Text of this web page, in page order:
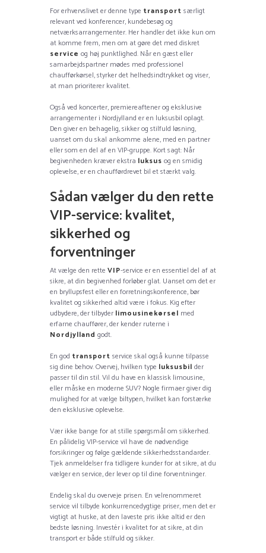
For erhvervslivet er denne type transport særligt
relevant ved konferencer, kundebesøg og
netværksarrangementer. Her handler det ikke kun om
at komme frem, men om at gøre det med diskret
service og høj punktlighed. Når en gæst eller
samarbejdspartner mødes med professionel
chaufførkørsel, styrker det helhedsindtrykket og viser,
at man prioriterer kvalitet.
Også ved koncerter, premiereaftener og eksklusive
arrangementer i Nordjylland er en luksusbil oplagt.
Den giver en behagelig, sikker og stilfuld løsning,
uanset om du skal ankomme alene, med en partner
eller som en del af en VIP-gruppe. Kort sagt: Når
begivenheden kræver ekstra luksus og en smidig
oplevelse, er en chaufførdrevet bil et stærkt valg.
Sådan vælger du den rette
VIP-service: kvalitet,
sikkerhed og
forventninger
At vælge den rette VIP-service er en essentiel del af at
sikre, at din begivenhed forløber glat. Uanset om det er
en bryllupsfest eller en forretningskonference, bør
kvalitet og sikkerhed altid være i fokus. Kig efter
udbydere, der tilbyder limousinekørsel med
erfarne chauffører, der kender ruterne i
Nordjylland godt.
En god transport service skal også kunne tilpasse
sig dine behov. Overvej, hvilken type luksusbil der
passer til din stil. Vil du have en klassisk limousine,
eller måske en moderne SUV? Nogle firmaer giver dig
mulighed for at vælge biltypen, hvilket kan forstærke
den eksklusive oplevelse.
Vær ikke bange for at stille spørgsmål om sikkerhed.
En pålidelig VIP-service vil have de nødvendige
forsikringer og følge gældende sikkerhedsstandarder.
Tjek anmeldelser fra tidligere kunder for at sikre, at du
vælger en service, der lever op til dine forventninger.
Endelig skal du overveje prisen. En velrenommeret
service vil tilbyde konkurrencedygtige priser, men det er
vigtigt at huske, at den laveste pris ikke altid er den
bedste løsning. Investér i kvalitet for at sikre, at din
transport er både stilfuld og sikker.